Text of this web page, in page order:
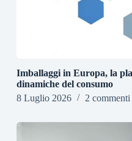
Imballaggi in Europa, la
dinamiche del consumo
8 Luglio 2026
2 commenti